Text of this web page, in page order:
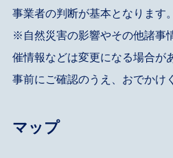
事業者の判断が基本となります。
※自然災害の影響やその他諸事
催情報などは変更になる場合が
事前にご確認のうえ、おでかけ
マップ